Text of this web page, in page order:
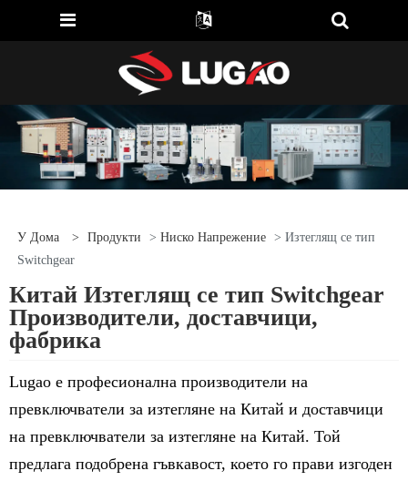
У Дома > Продукти > Ниско Напрежение
> Изтеглящ се тип
Switchgear
Китай Изтеглящ се тип Switchgear
Производители, доставчици,
фабрика
Lugao е професионална производители на
превключватели за изтегляне на Китай и доставчици
на превключватели за изтегляне на Китай. Той
предлага подобрена гъвкавост, което го прави изгоден